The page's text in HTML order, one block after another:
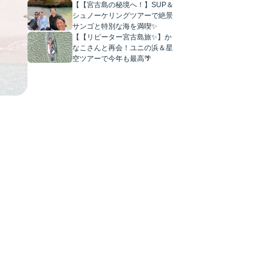
【【宮古島の秘境へ！】SUP＆
シュノーケリングツアーで絶景
サンゴと特別な海を満喫✨
【【リピーター宮古島旅✨】か
なこさんと再会！ユニの浜＆星
空ツアーで今年も最高🌴